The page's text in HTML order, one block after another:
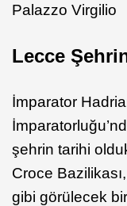
Palazzo Virgilio
Lecce
İmparator
şehrin tarihi
Croce
gibi görülecek